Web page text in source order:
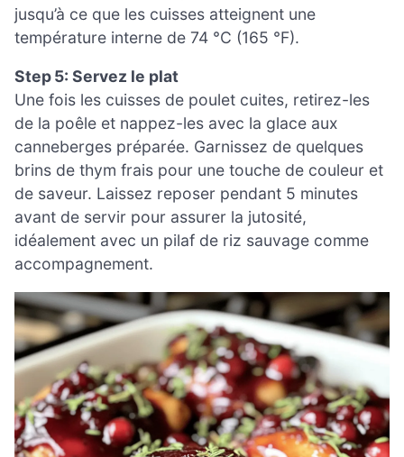
jusqu’à ce que les cuisses atteignent une
température interne de 74 °C (165 °F).
Step 5: Servez le plat
Une fois les cuisses de poulet cuites, retirez-les
de la poêle et nappez-les avec la glace aux
canneberges préparée. Garnissez de quelques
brins de thym frais pour une touche de couleur et
de saveur. Laissez reposer pendant 5 minutes
avant de servir pour assurer la jutosité,
idéalement avec un pilaf de riz sauvage comme
accompagnement.